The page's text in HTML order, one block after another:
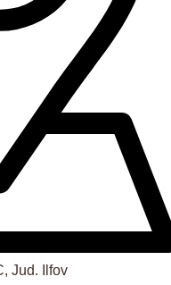
Jud. Ilfov